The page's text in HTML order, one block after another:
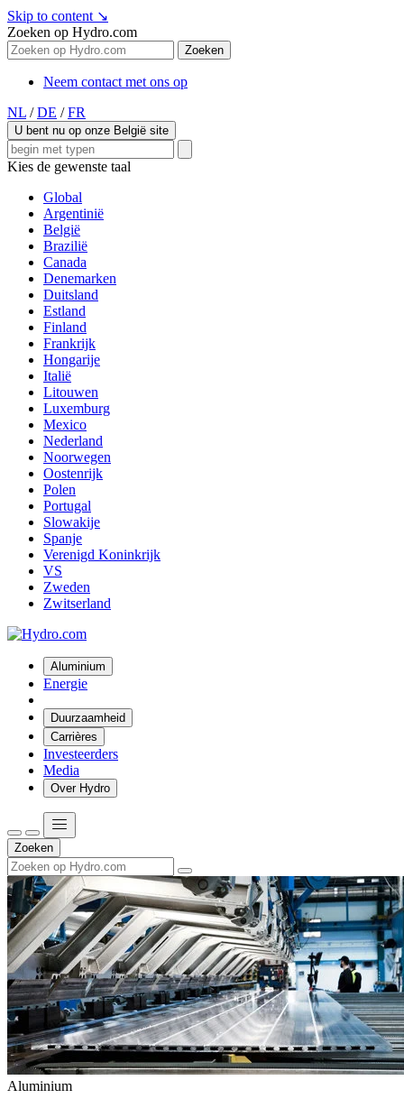
Skip to content ↘
Zoeken op Hydro.com
Zoeken
Neem contact met ons op
NL / DE / FR
U bent nu op onze België site
Kies de gewenste taal
Global
Argentinië
België
Brazilië
Canada
Denemarken
Duitsland
Estland
Finland
Frankrijk
Hongarije
Italië
Litouwen
Luxemburg
Mexico
Nederland
Noorwegen
Oostenrijk
Polen
Portugal
Slowakije
Spanje
Verenigd Koninkrijk
VS
Zweden
Zwitserland
Aluminium
Energie
Duurzaamheid
Carrières
Investeerders
Media
Over Hydro
Zoeken
Aluminium